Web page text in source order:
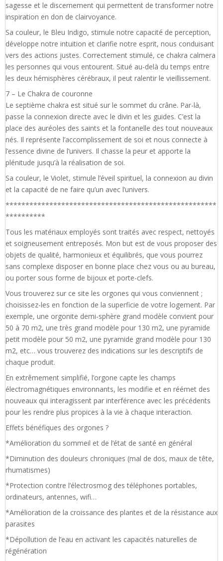
sagesse et le discernement qui permettent de transformer notre
inspiration en don de clairvoyance.
Sa couleur, le Bleu Indigo, stimule notre capacité de perception,
développe notre intuition et clarifie notre esprit, nous conduisant
vers des actions justes. Correctement stimulé, ce chakra calmera
les personnes qui vous entourent. Situé au-delà du temps entre
les deux hémisphères cérébraux, il peut ralentir le vieillissement.
7 – Le Chakra de couronne
Le septième chakra est situé sur le sommet du crâne. Par-là,
passe la connexion directe avec le divin et les guides. C’est la
place des auréoles des saints et la fontanelle des tout nouveaux
nés. Il représente l’accomplissement de soi et nous connecte à
l’essence divine de l’univers. Il chasse la peur et apporte la
plénitude jusqu’à la réalisation de soi.
Sa couleur, le Violet, stimule l’éveil spirituel, la connexion au divin
et la capacité de ne faire qu’un avec l’univers.
*****************************************************
**********
Tous les matériaux employés sont traités avec respect, nettoyés
et soigneusement entreposés. Mon but est de vous proposer des
objets de qualité, harmonieux et équilibrés, que vous pourrez
sans complexe disposer en bonne place chez vous ou au bureau,
ou porter sous forme de bijoux et porte-clefs.
Vous trouverez sur ce site les orgones qui vous conviennent ;
choisissez-les en fonction de la superficie de votre logement. Par
exemple, une orgonite demi-sphère grand modèle convient pour
50 à 70 m2, une très grand modèle pour 130 m2, une pyramide
petit modèle pour 50 m2, une pyramide grand modèle pour 130
m2, etc… vous trouverez des indications sur les descriptifs de
chaque produit.
En extrêmement simplifié, l’orgone capte les champs
électromagnétiques environnants, les modifie et en réémet des
nouveaux qui interagissent par interférence avec les précédents
pour les rendre plus propices à la vie à chaque interaction.
Effets bénéfiques des orgones ?
*Amélioration du sommeil et de l’état de santé en général
*Diminution des douleurs chroniques (mal de dos, maux de tête,
rhumatismes)
*Protection contre l’électrosmog des téléphones portables,
ordinateurs, antennes, wifi…
*Amélioration de la croissance des plantes et de la résistance aux
parasites
*Dépollution de l’eau en activant les capacités naturelles de
régénération